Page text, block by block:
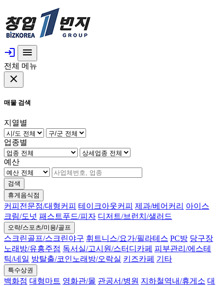
login menu
전체 메뉴
close
매물 검색
지열별
업종별
예산
검색
휴게음식점
커피전문점/대형커피 테이크아웃커피 제과/베어커리 아이스
크림/도넛 패스트푸드/피자 디저트/브런치/샐러드
오락/스포츠/미용/골프
스크린골프/스크린야구 휘트니스/요가/필라테스 PC방 당구장
노래방/유흥주점 독서실/고시원/스터디카페 피부관리/에스테
틱/네일 방탈출/코인노래방/오락실 키즈카페 기타
특수상권
백화점 대형마트 영화관/몰 관공서/병원 지하철역내/휴게소 대